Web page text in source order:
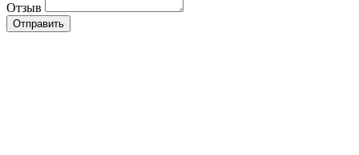
Отзыв
Отправить